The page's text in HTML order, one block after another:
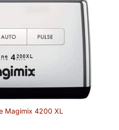
Magimix 4200 XL